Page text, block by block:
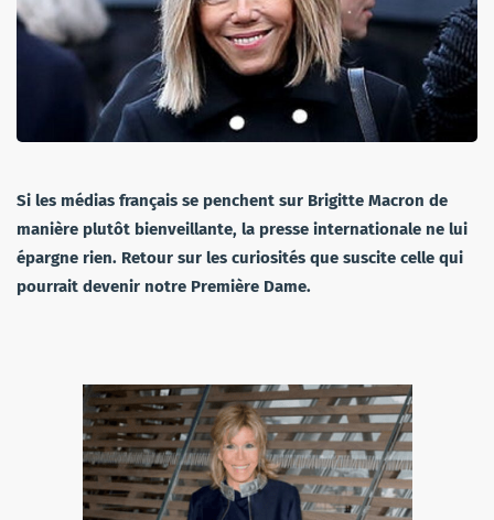
Si les médias français se penchent sur Brigitte Macron de
manière plutôt bienveillante, la presse internationale ne lui
épargne rien. Retour sur les curiosités que suscite celle qui
pourrait devenir notre Première Dame.